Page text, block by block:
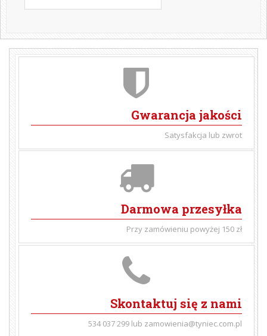
Gwarancja jakości
Satysfakcja lub zwrot
Darmowa przesyłka
Przy zamówieniu powyżej 150 zł
Skontaktuj się z nami
534 037 299 lub zamowienia@tyniec.com.pl